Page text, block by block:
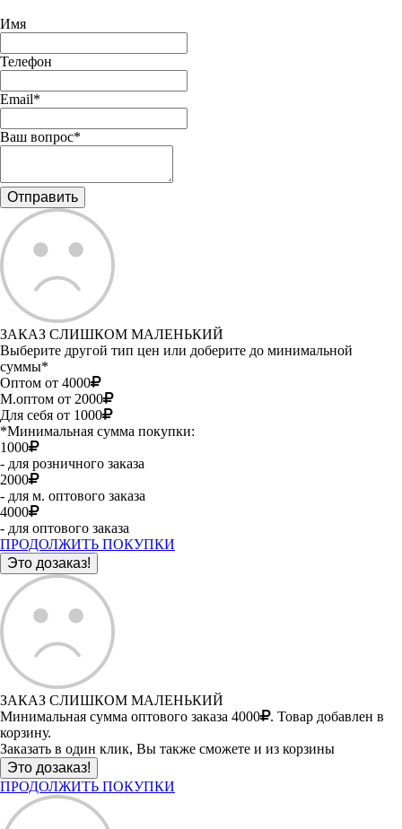
Имя
Телефон
Email*
Ваш вопрос*
ЗАКАЗ СЛИШКОМ МАЛЕНЬКИЙ
Выберите другой тип цен или доберите до минимальной
суммы*
Оптом от 4000
М.оптом от 2000
Для себя от 1000
*Минимальная сумма покупки:
1000
- для розничного заказа
2000
- для м. оптового заказа
4000
- для оптового заказа
ПРОДОЛЖИТЬ ПОКУПКИ
ЗАКАЗ СЛИШКОМ МАЛЕНЬКИЙ
Минимальная сумма оптового заказа 4000
. Товар добавлен в
корзину.
Заказать в один клик, Вы также сможете и из корзины
ПРОДОЛЖИТЬ ПОКУПКИ